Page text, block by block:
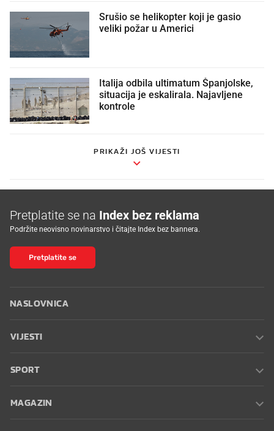
Srušio se helikopter koji je gasio
veliki požar u Americi
Italija odbila ultimatum Španjolske,
situacija je eskalirala. Najavljene
kontrole
PRIKAŽI JOŠ VIJESTI
Pretplatite se na Index bez reklama
Podržite neovisno novinarstvo i čitajte Index bez bannera.
Pretplatite se
NASLOVNICA
VIJESTI
SPORT
MAGAZIN